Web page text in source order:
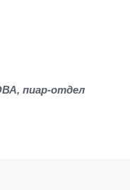
пиар-отдел